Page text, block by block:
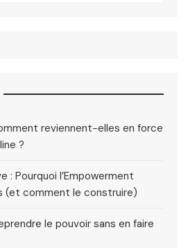
reviennent-elles en force
?
: Pourquoi l’Empowerment
(et comment le construire)
le pouvoir sans en faire